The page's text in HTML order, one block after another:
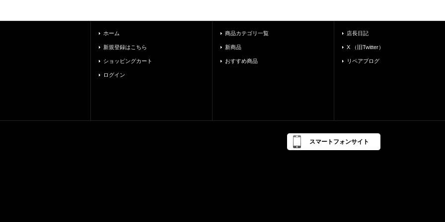
ホーム
新規登録はこちら
ショッピングカート
ログイン
商品カテゴリ一覧
新商品
おすすめ商品
店長日記
X （旧Twitter）
リペアブログ
スマートフォンサイト